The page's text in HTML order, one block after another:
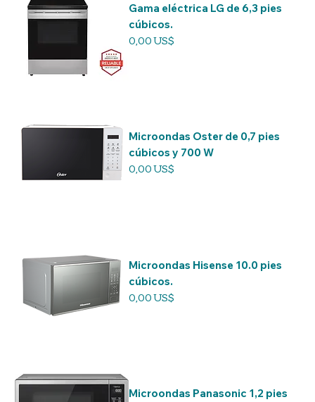
Gama eléctrica LG de 6,3 pies
cúbicos.
Precio
0,00 US$
Microondas Oster de 0,7 pies
cúbicos y 700 W
Precio
0,00 US$
Microondas Hisense 10.0 pies
cúbicos.
Precio
0,00 US$
Microondas Panasonic 1,2 pies